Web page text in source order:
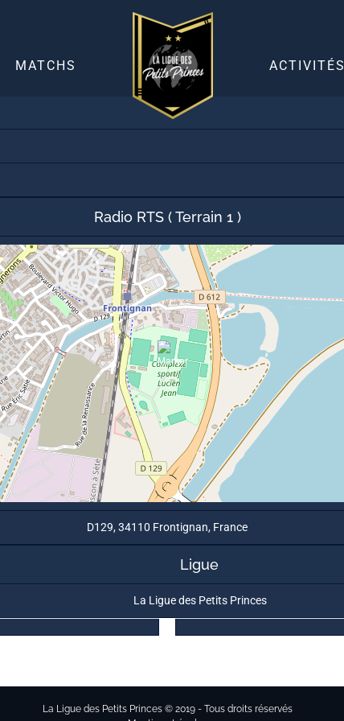
MATCHS ACTIVITÉS
30 mai 2019
2-2
Radio RTS ( Terrain 1 )
D129, 34110 Frontignan, France
Ligue
La Ligue des Petits Princes
La Ligue des Petits Princes © 2019 - Tous droits réservés